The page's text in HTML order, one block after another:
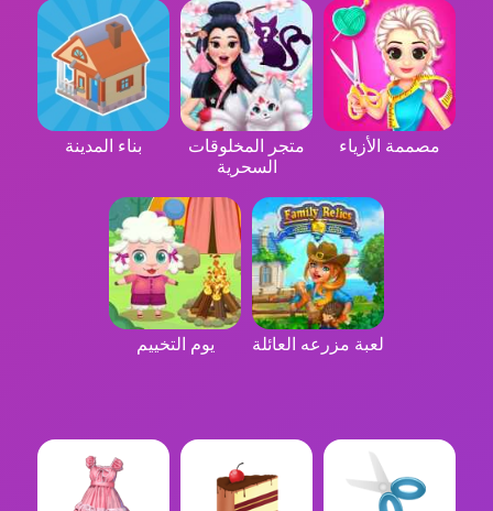
مصممة الأزياء
متجر المخلوقات
السحرية
بناء المدينة
لعبة مزرعه العائلة يوم التخييم